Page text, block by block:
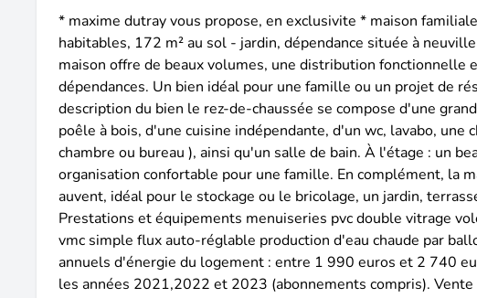
* maxime dutray vous propose, en exclusivite * maison
habitables, 172 m² au sol - jardin, dépendance située à
maison offre de beaux volumes, une distribution fonctionnelle
dépendances. Un bien idéal pour une famille ou un projet de
description du bien le rez-de-chaussée se compose d'une
poêle à bois, d'une cuisine indépendante, d'un wc, lavabo, une
chambre ou bureau ), ainsi qu'un salle de bain. À l'étage : un
organisation confortable pour une famille. En complément, la
auvent, idéal pour le stockage ou le bricolage, un jardin,
Prestations et équipements menuiseries pvc double vitrage
vmc simple flux auto-réglable production d'eau chaude par
annuels d'énergie du logement : entre 1 990 euros et 2 740
les années 2021,2022 et 2023 (abonnements compris).